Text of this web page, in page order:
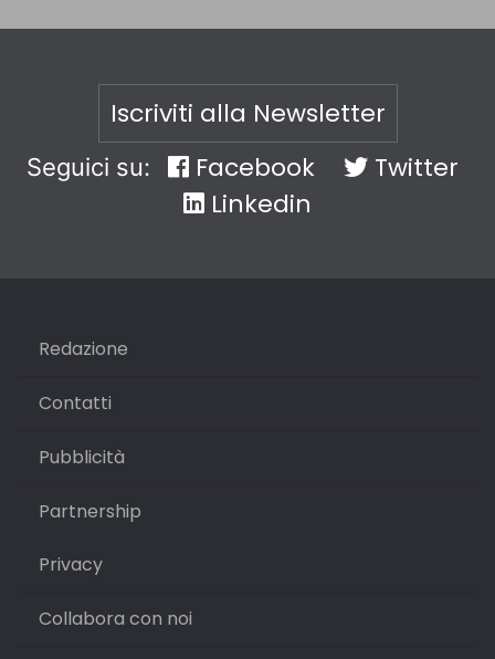
Iscriviti alla Newsletter
Seguici su: Facebook
Twitter
Linkedin
Redazione
Contatti
Pubblicità
Partnership
Privacy
Collabora con noi